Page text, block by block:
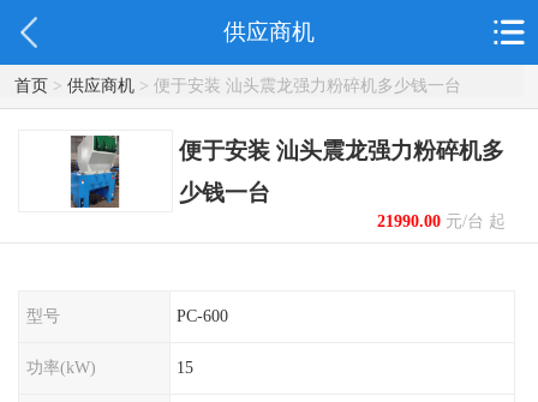
供应商机
首页> 供应商机> 便于安装 汕头震龙强力粉碎机多少钱一台
便于安装 汕头震龙强力粉碎机多
少钱一台
21990.00元/台 起
型号 PC-600
功率(kW) 15